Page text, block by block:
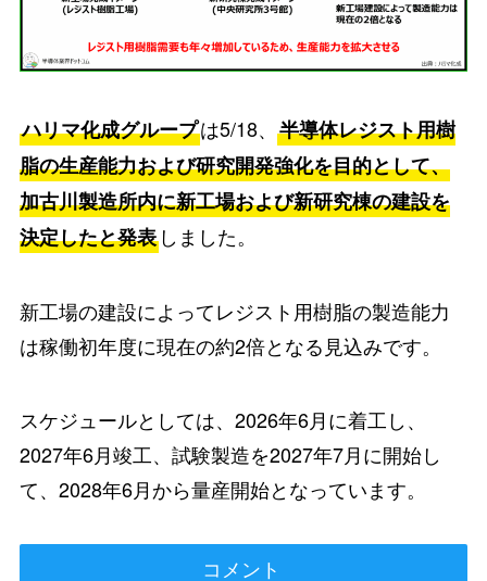
ハリマ化成グループは5/18、 半導体レジスト用樹
脂の生産能力および研究開発強化を目的として、
加古川製造所内に新工場および新研究棟の建設を
決定したと発表しました。
新工場の建設によってレジスト用樹脂の製造能力
は稼働初年度に現在の約2倍となる見込みです。
スケジュールとしては、2026年6月に着工し、
2027年6月竣工、試験製造を2027年7月に開始し
て、2028年6月から量産開始となっています。
コメント